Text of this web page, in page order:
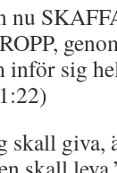
nu
inför sig
skall